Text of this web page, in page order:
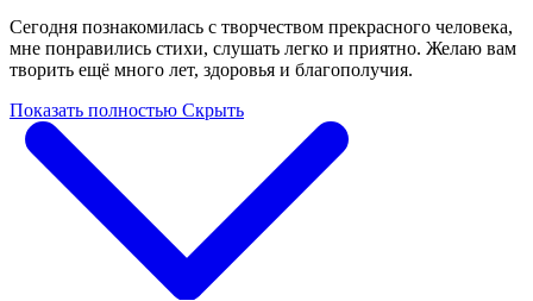
Сегодня познакомилась с творчеством прекрасного человека,
мне понравились стихи, слушать легко и приятно. Желаю вам
творить ещё много лет, здоровья и благополучия.
Показать полностью Скрыть